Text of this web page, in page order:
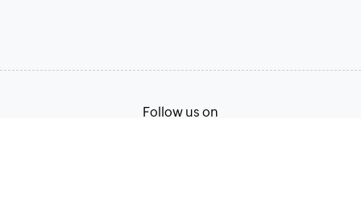
Follow us on